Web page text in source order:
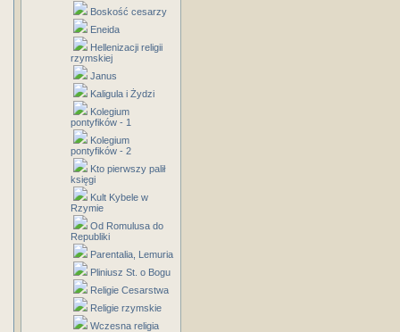
Boskość cesarzy
Eneida
Hellenizacji religii
rzymskiej
Janus
Kaligula i Żydzi
Kolegium
pontyfików - 1
Kolegium
pontyfików - 2
Kto pierwszy palił
księgi
Kult Kybele w
Rzymie
Od Romulusa do
Republiki
Parentalia, Lemuria
Pliniusz St. o Bogu
Religie Cesarstwa
Religie rzymskie
Wczesna religia